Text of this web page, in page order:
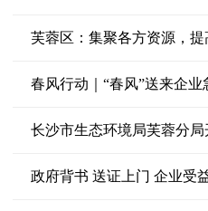
芙蓉区：集聚各方资源，
春风行动｜“春风”送来企业
长沙市生态环境局芙蓉分
政府背书 送证上门 企业受